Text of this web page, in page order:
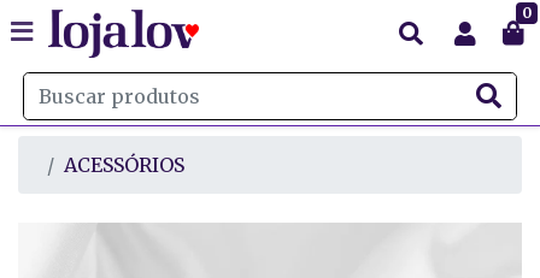
0
ACESSÓRIOS